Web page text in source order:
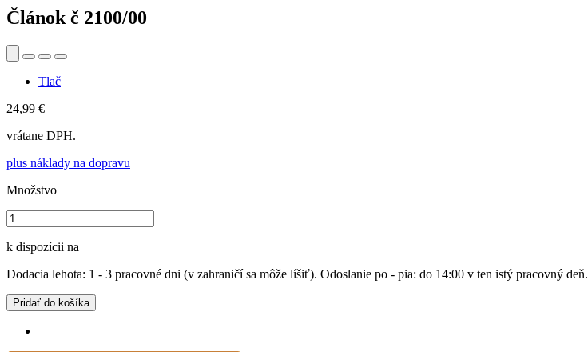
Článok č 2100/00
Tlač
24,99 €
vrátane DPH.
plus náklady na dopravu
Množstvo
k dispozícii na
Dodacia lehota: 1 - 3 pracovné dni (v zahraničí sa môže líšiť). Odoslanie po - pia: do 14:00 v ten istý pracovný deň.
Pridať do košíka